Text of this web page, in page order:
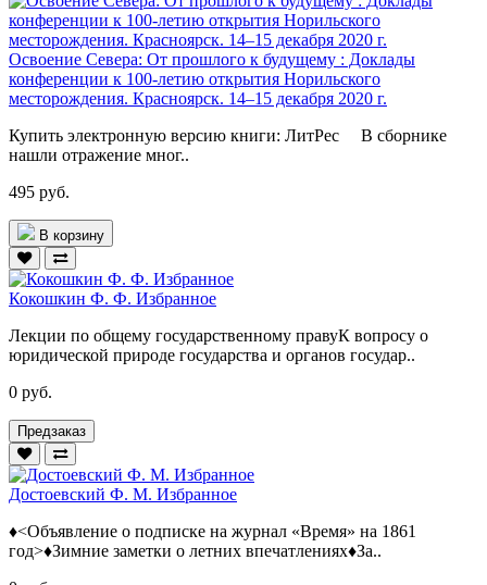
Освоение Севера: От прошлого к будущему : Доклады
конференции к 100-летию открытия Норильского
месторождения. Красноярск. 14–15 декабря 2020 г.
Купить электронную версию книги: ЛитРес В сборнике
нашли отражение мног..
495 руб.
В корзину
Кокошкин Ф. Ф. Избранное
Лекции по общему государственному правуК вопросу о
юридической природе государства и органов государ..
0 руб.
Предзаказ
Достоевский Ф. М. Избранное
♦<Объявление о подписке на журнал «Время» на 1861
год>♦Зимние заметки о летних впечатлениях♦За..